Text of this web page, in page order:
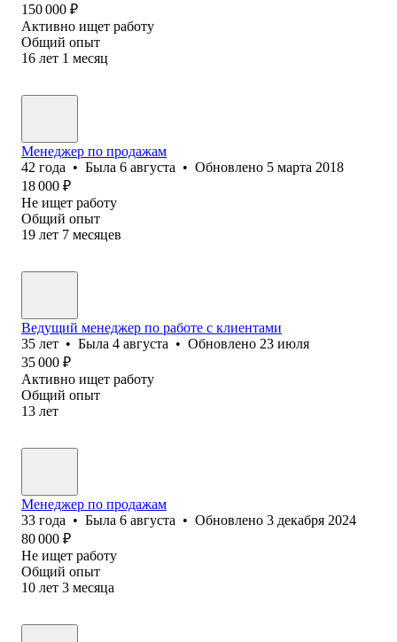
150 000 ₽
Активно ищет работу
Общий опыт
16 лет 1 месяц
Менеджер по продажам
42 года • Была 6 августа • Обновлено 5 марта 2018
18 000 ₽
Не ищет работу
Общий опыт
19 лет 7 месяцев
Ведущий менеджер по работе с клиентами
35 лет • Была 4 августа • Обновлено 23 июля
35 000 ₽
Активно ищет работу
Общий опыт
13 лет
Менеджер по продажам
33 года • Была 6 августа • Обновлено 3 декабря 2024
80 000 ₽
Не ищет работу
Общий опыт
10 лет 3 месяца